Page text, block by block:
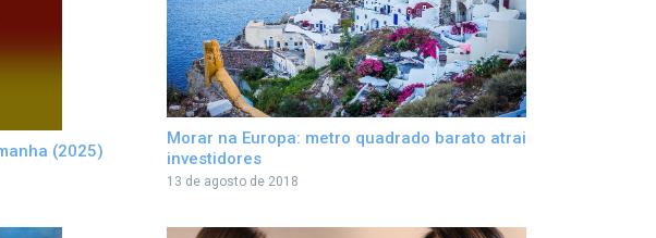
(2025)
Morar na Europa: metro quadrado barato atrai
investidores
13 de agosto de 2018